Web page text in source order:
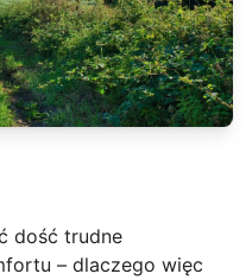
dość trudne
– dlaczego więc